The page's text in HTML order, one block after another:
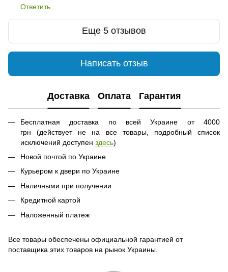
Ответить
Еще 5 отзывов
Написать отзыв
Доставка Оплата Гарантия
Бесплатная доставка по всей Украине от 4000
грн (действует не на все товары, подробный список
исключений доступен здесь)
Новой почтой по Украине
Курьером к двери по Украине
Наличными при получении
Кредитной картой
Наложенный платеж
Все товары обеспечены официальной гарантией от
поставщика этих товаров на рынок Украины.